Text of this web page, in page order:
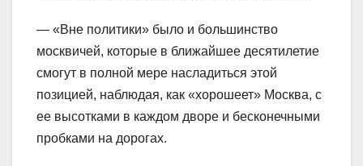
— «Вне политики» было и большинство
москвичей, которые в ближайшее десятилетие
смогут в полной мере насладиться этой
позицией, наблюдая, как «хорошеет» Москва, с
ее высотками в каждом дворе и бесконечными
пробками на дорогах.